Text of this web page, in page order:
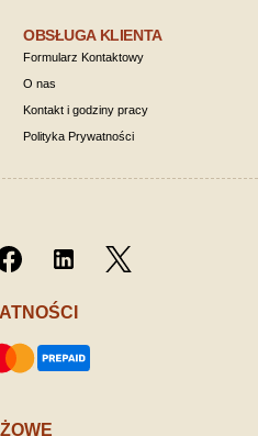
OBSŁUGA KLIENTA
Formularz Kontaktowy
O nas
Kontakt i godziny pracy
Polityka Prywatności
Facebook LinkedIn